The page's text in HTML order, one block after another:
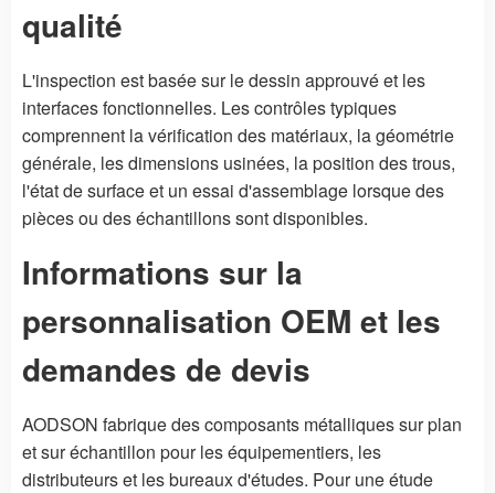
qualité
L'inspection est basée sur le dessin approuvé et les
interfaces fonctionnelles. Les contrôles typiques
comprennent la vérification des matériaux, la géométrie
générale, les dimensions usinées, la position des trous,
l'état de surface et un essai d'assemblage lorsque des
pièces ou des échantillons sont disponibles.
Informations sur la
personnalisation OEM et les
demandes de devis
AODSON fabrique des composants métalliques sur plan
et sur échantillon pour les équipementiers, les
distributeurs et les bureaux d'études. Pour une étude